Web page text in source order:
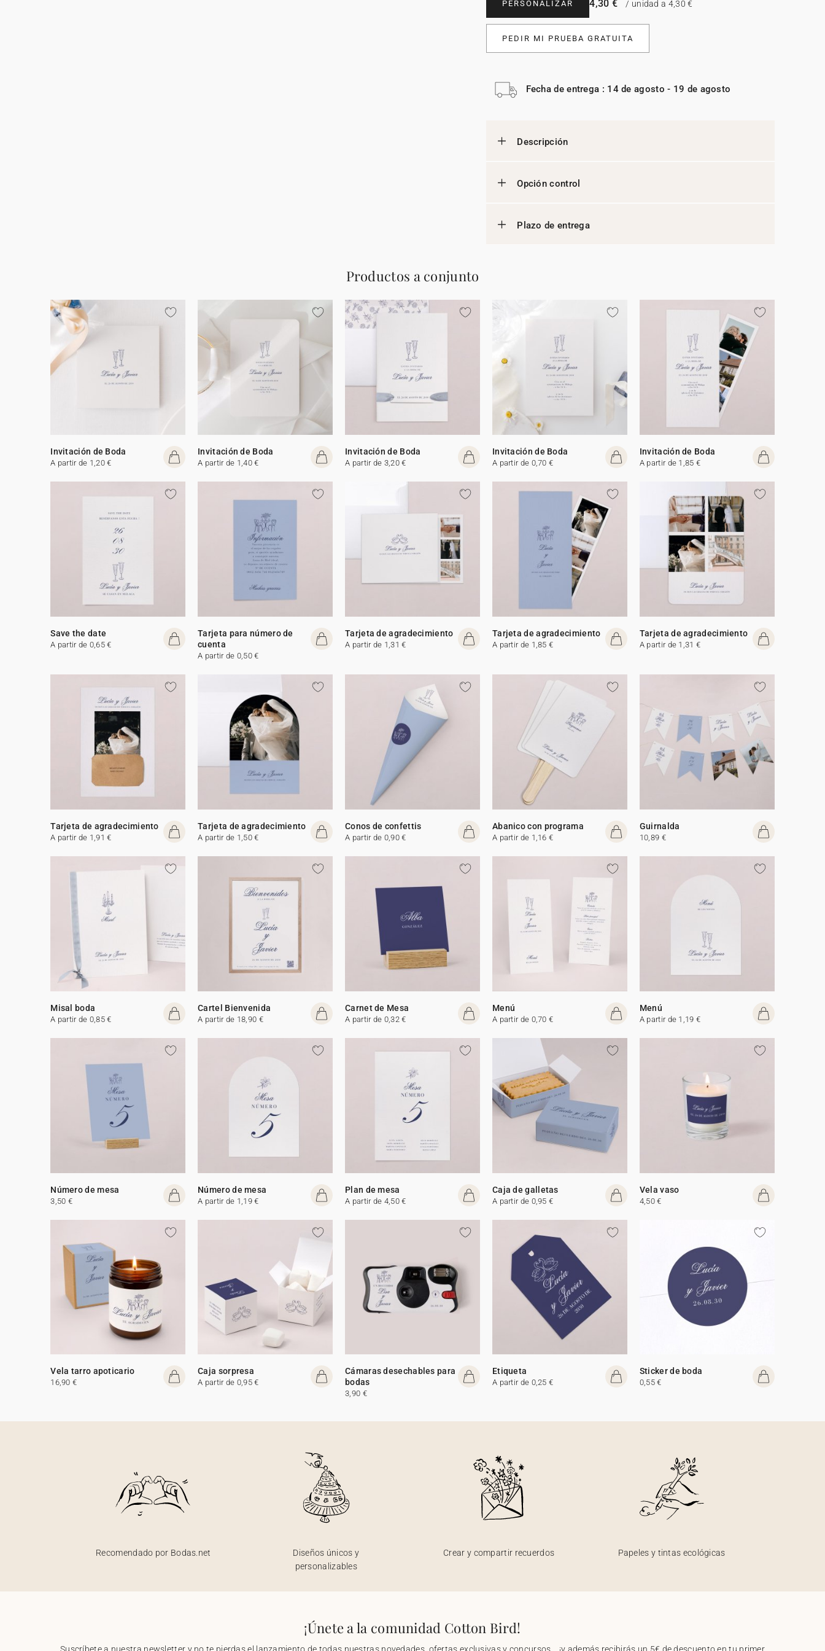
PERSONALIZAR 4,30 € / unidad a 4,30 €
PEDIR MI PRUEBA GRATUITA
Fecha de entrega : 14 de agosto - 19 de agosto
Descripción
Opción control
Plazo de entrega
Productos a conjunto
Invitación de Boda
A partir de 1,20 €
Invitación de Boda
A partir de 1,40 €
Invitación de Boda
A partir de 3,20 €
Invitación de Boda
A partir de 0,70 €
Invitación de Boda
A partir de 1,85 €
Save the date
A partir de 0,65 €
Tarjeta para número de
cuenta
A partir de 0,50 €
Tarjeta de agradecimiento
A partir de 1,31 €
Tarjeta de agradecimiento
A partir de 1,85 €
Tarjeta de agradecimiento
A partir de 1,31 €
Tarjeta de agradecimiento
A partir de 1,91 €
Tarjeta de agradecimiento
A partir de 1,50 €
Conos de confettis
A partir de 0,90 €
Abanico con programa
A partir de 1,16 €
Guirnalda
10,89 €
Misal boda
A partir de 0,85 €
Cartel Bienvenida
A partir de 18,90 €
Carnet de Mesa
A partir de 0,32 €
Menú
A partir de 0,70 €
Menú
A partir de 1,19 €
Número de mesa
3,50 €
Número de mesa
A partir de 1,19 €
Plan de mesa
A partir de 4,50 €
Caja de galletas
A partir de 0,95 €
Vela vaso
4,50 €
Vela tarro apoticario
16,90 €
Caja sorpresa
A partir de 0,95 €
Cámaras desechables para
bodas
3,90 €
Etiqueta
A partir de 0,25 €
Sticker de boda
0,55 €
Recomendado por Bodas.net
Diseños únicos y
personalizables
Crear y compartir recuerdos Papeles y tintas ecológicas
¡Únete a la comunidad Cotton Bird!